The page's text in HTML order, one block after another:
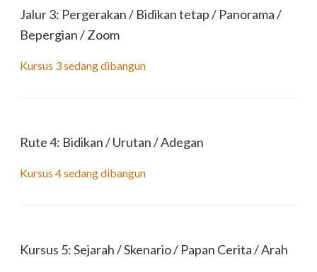
Jalur 3: Pergerakan / Bidikan tetap / Panorama /
Bepergian / Zoom
Kursus 3 sedang dibangun
Rute 4: Bidikan / Urutan / Adegan
Kursus 4 sedang dibangun
Kursus 5: Sejarah / Skenario / Papan Cerita / Arah